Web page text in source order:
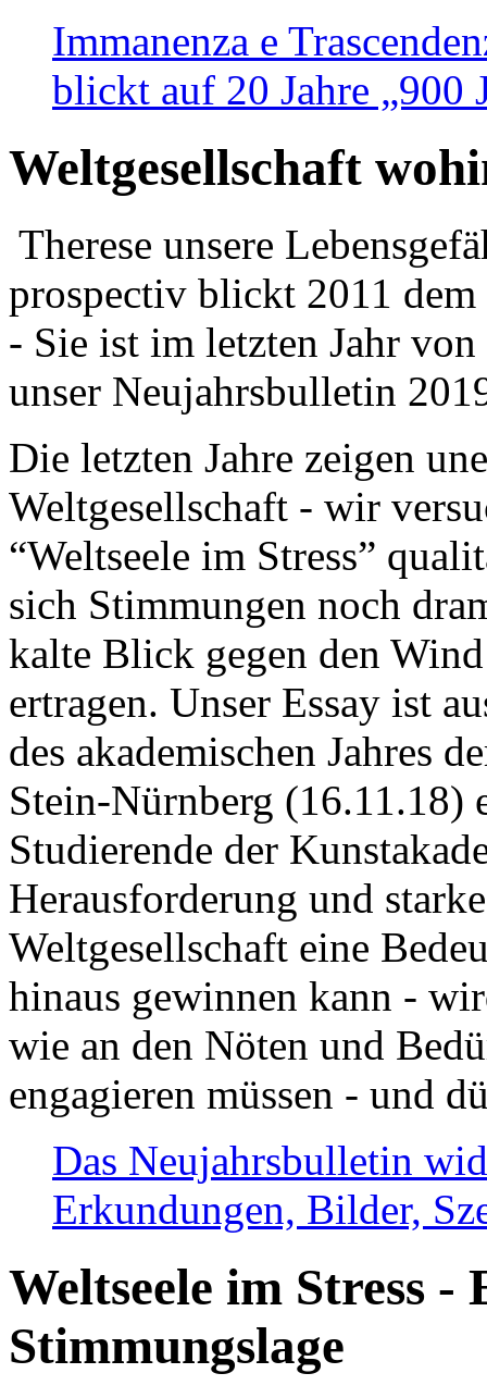
Immanenza e
blickt auf 20 Jahre „900
Weltgesellschaft
Therese unsere
prospectiv blickt 2011
- Sie ist im letzten Jahr
unser Neujahrsbulletin
Die letzten Jahre zeigen
Weltgesellschaft - wir
“Weltseele im Stress”
sich Stimmungen noch
kalte Blick gegen den
ertragen. Unser Essay ist
des akademischen Jahres
Stein-Nürnberg (16.11.18)
Studierende der
Herausforderung und
Weltgesellschaft eine
hinaus gewinnen kann -
wie an den Nöten und
engagieren müssen - und
Das Neujahrsbulletin
Erkundungen, Bilder,
Weltseele im Stress -
Stimmungslage